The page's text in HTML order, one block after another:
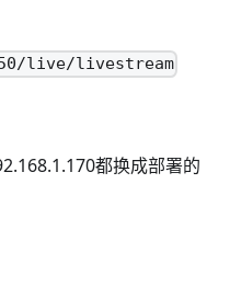
live/livestream
都换成部署的